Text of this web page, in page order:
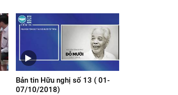
Bản tin Hữu nghị số 13 ( 01-
07/10/2018)